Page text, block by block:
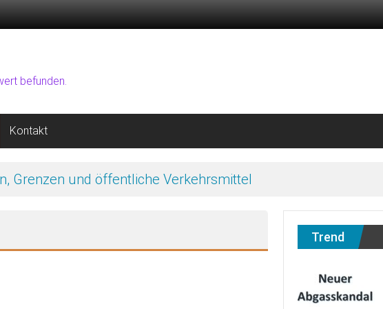
befunden.
Kontakt
erfunden und nicht verfügbar
Trend